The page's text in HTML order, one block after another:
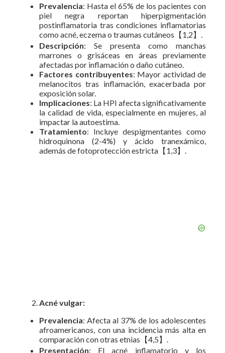
Prevalencia: Hasta el 65% de los pacientes con
piel negra reportan hiperpigmentación
postinflamatoria tras condiciones inflamatorias
como acné, eczema o traumas cutáneos【1,2】.
Descripción: Se presenta como manchas
marrones o grisáceas en áreas previamente
afectadas por inflamación o daño cutáneo.
Factores contribuyentes: Mayor actividad de
melanocitos tras inflamación, exacerbada por
exposición solar.
Implicaciones: La HPI afecta significativamente
la calidad de vida, especialmente en mujeres, al
impactar la autoestima.
Tratamiento: Incluye despigmentantes como
hidroquinona (2-4%) y ácido tranexámico,
además de fotoprotección estricta【1,3】.
Acné vulgar:
Prevalencia: Afecta al 37% de los adolescentes
afroamericanos, con una incidencia más alta en
comparación con otras etnias【4,5】.
Presentación: El acné inflamatorio y los